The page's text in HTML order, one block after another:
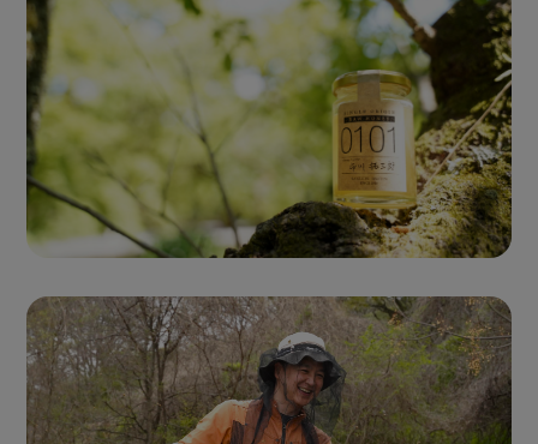
Single Origin Pure Honey
シングルオリジンハニー
とは